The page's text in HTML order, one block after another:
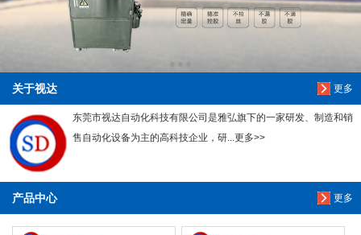
更多
关于视达
东莞市视达自动化科技有限公司是雅弘旗下的一家研发、制造和销
售自动化设备为主的高科技企业，研...更多>>
更多
产品中心